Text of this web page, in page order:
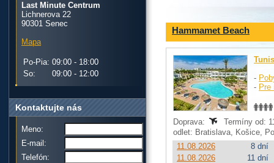
Hammamet Beach
-
- Pre
Doprava:
Termíny od:
odlet: Bratislava, Košice,
11.08.2026
8 dní
11.08.2026
11 dní
Last Minute Centrum
Lichnerova 22
90301 Senec
Mapa
Po-Pia: 09:00 - 18:00
So:
09:00 - 12:00
Kontaktujte nás
Meno:
E-mail:
Telefón: